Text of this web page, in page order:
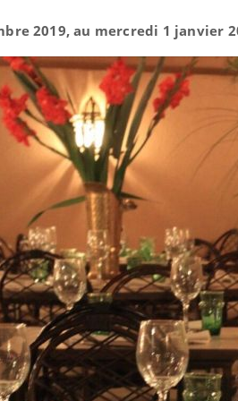
2019, au mercredi 1 janvier